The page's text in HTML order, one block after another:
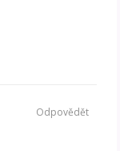
Odpovědět